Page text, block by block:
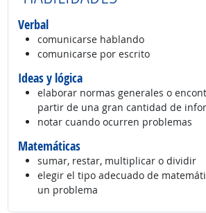
Verbal
comunicarse hablando
comunicarse por escrito
Ideas y lógica
elaborar normas generales o
partir de una gran cantidad de
notar cuando ocurren problemas
Matemáticas
sumar, restar, multiplicar o dividir
elegir el tipo adecuado de
un problema